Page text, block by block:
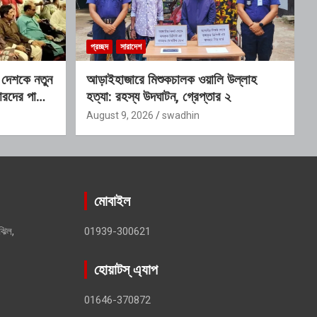
দেশকে নতুন
পাশে
প্রচ্ছদ সারাদেশ
আড়াইহাজারে মিশুকচালক ওয়ালি উল্লাহ
হত্যা: রহস্য উদঘাটন, গ্রেপ্তার ২
August 9, 2026 swadhin
মোবাইল
01939-300621
হোয়াটস্ এ্যাপ
01646-370872